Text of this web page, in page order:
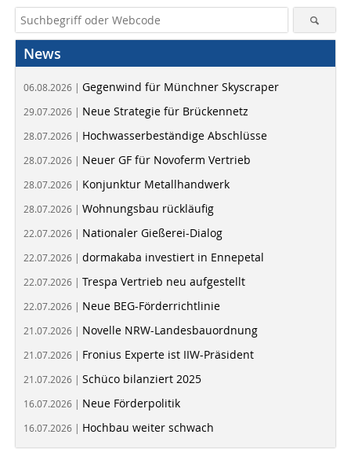
News
06.08.2026 | Gegenwind für Münchner Skyscraper
29.07.2026 | Neue Strategie für Brückennetz
28.07.2026 | Hochwasserbeständige Abschlüsse
28.07.2026 | Neuer GF für Novoferm Vertrieb
28.07.2026 | Konjunktur Metallhandwerk
28.07.2026 | Wohnungsbau rückläufig
22.07.2026 | Nationaler Gießerei-Dialog
22.07.2026 | dormakaba investiert in Ennepetal
22.07.2026 | Trespa Vertrieb neu aufgestellt
22.07.2026 | Neue BEG-Förderrichtlinie
21.07.2026 | Novelle NRW-Landesbauordnung
21.07.2026 | Fronius Experte ist IIW-Präsident
21.07.2026 | Schüco bilanziert 2025
16.07.2026 | Neue Förderpolitik
16.07.2026 | Hochbau weiter schwach